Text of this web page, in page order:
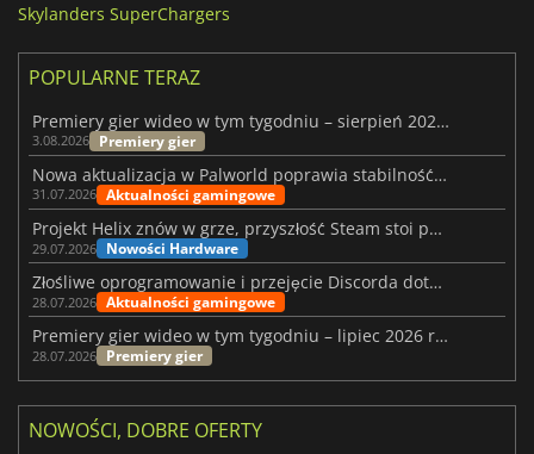
Skylanders SuperChargers
POPULARNE TERAZ
Premiery gier wideo w tym tygodniu – sierpień 2026 r. (32. tydzień)
3.08.2026 Premiery gier
Nowa aktualizacja w Palworld poprawia stabilność Sunreach i walk z bossami
31.07.2026 Aktualności gamingowe
Projekt Helix znów w grze, przyszłość Steam stoi pod znakiem zapytania
29.07.2026 Nowości Hardware
Złośliwe oprogramowanie i przejęcie Discorda dotknęły Meccha Chameleon
28.07.2026 Aktualności gamingowe
Premiery gier wideo w tym tygodniu – lipiec 2026 r. (tydzień 31)
28.07.2026 Premiery gier
NOWOŚCI, DOBRE OFERTY